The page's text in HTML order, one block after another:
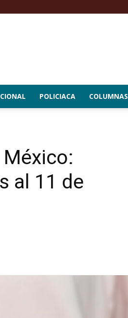
POLICIACA COLUMNAS
al 11 de